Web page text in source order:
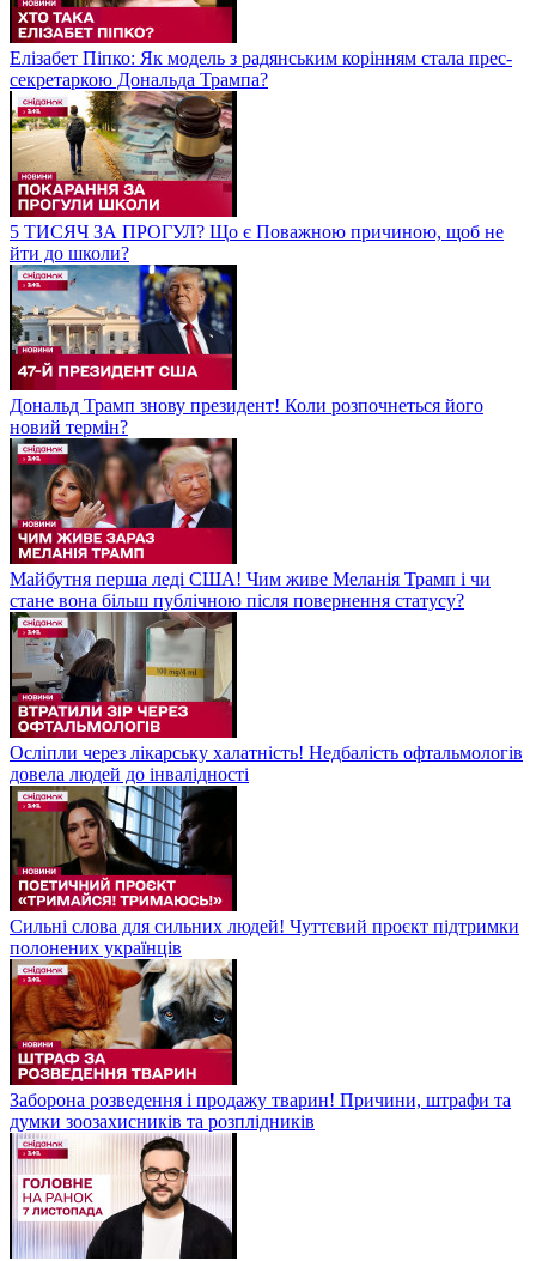
Елізабет Піпко: Як модель з радянським корінням стала прес-
секретаркою Дональда Трампа?
5 ТИСЯЧ ЗА ПРОГУЛ? Що є Поважною причиною, щоб не
йти до школи?
Дональд Трамп знову президент! Коли розпочнеться його
новий термін?
Майбутня перша леді США! Чим живе Меланія Трамп і чи
стане вона більш публічною після повернення статусу?
Осліпли через лікарську халатність! Недбалість офтальмологів
довела людей до інвалідності
Сильні слова для сильних людей! Чуттєвий проєкт підтримки
полонених українців
Заборона розведення і продажу тварин! Причини, штрафи та
думки зоозахисників та розплідників